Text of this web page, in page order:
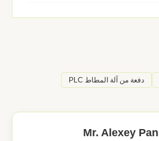
دفعة من آلة المطاط PLC
Mr. Alexey Pan